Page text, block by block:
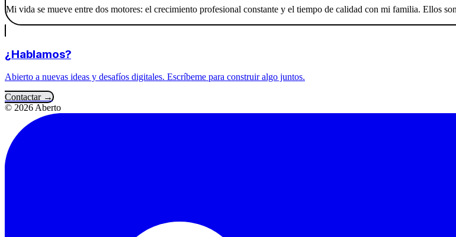
Mi vida se mueve entre dos motores: el crecimiento profesional constante y el tiempo de calidad con mi familia. Ellos
¿Hablamos?
Abierto a nuevas ideas y desafíos digitales. Escríbeme para construir algo juntos.
Contactar →
© 2026 Aberto